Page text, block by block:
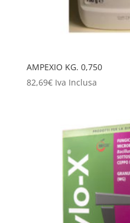
AMPEXIO KG. 0,750
82,69€ Iva Inclusa